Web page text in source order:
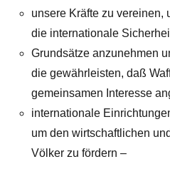
unsere Kräfte zu vereinen,
die internationale
Grundsätze anzunehmen
die gewährleisten, daß
gemeinsamen Interesse
internationale
um den wirtschaftlichen
Völker zu fördern –